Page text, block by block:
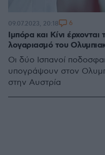
Ιμπόρα και Κίνι
λογαριασμό του
Οι δύο Ισπανοί
υπογράψουν στον
στην Αυστρία
09.07.2023, 20:18 6